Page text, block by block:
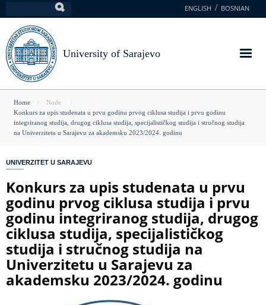
to
main
content
ENGLISH BOSNIAN
University of Sarajevo
You
are
here
Home
Node
Konkurs za upis studenata u prvu godinu prvog ciklusa studija i prvu godinu
integriranog studija, drugog ciklusa studija, specijalističkog studija i stručnog studija
na Univerzitetu u Sarajevu za akademsku 2023/2024. godinu
UNIVERZITET U SARAJEVU
Konkurs za upis studenata u prvu
godinu prvog ciklusa studija i prvu
godinu integriranog studija, drugog
ciklusa studija, specijalističkog
studija i stručnog studija na
Univerzitetu u Sarajevu za
akademsku 2023/2024. godinu